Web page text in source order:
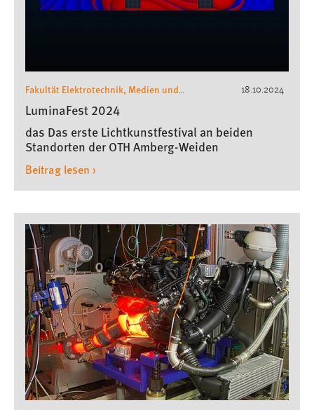
18.10.2024
Fakultät Elektrotechnik, Medien und
Informatik
Pressemeldungen
LuminaFest 2024
das Das erste Lichtkunstfestival an beiden
Standorten der OTH Amberg-Weiden
Beitrag lesen ›